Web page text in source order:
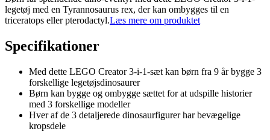
legetøj med en Tyrannosaurus rex, der kan ombygges til en
triceratops eller pterodactyl.Læs mere om produktet
Specifikationer
Med dette LEGO Creator 3-i-1-sæt kan børn fra 9 år bygge 3
forskellige legetøjsdinosaurer
Børn kan bygge og ombygge sættet for at udspille historier
med 3 forskellige modeller
Hver af de 3 detaljerede dinosaurfigurer har bevægelige
kropsdele